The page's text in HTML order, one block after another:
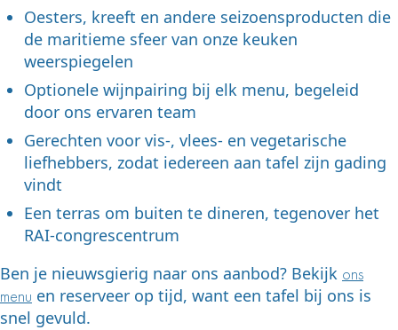
Oesters, kreeft en andere seizoensproducten die
de maritieme sfeer van onze keuken
weerspiegelen
Optionele wijnpairing bij elk menu, begeleid
door ons ervaren team
Gerechten voor vis-, vlees- en vegetarische
liefhebbers, zodat iedereen aan tafel zijn gading
vindt
Een terras om buiten te dineren, tegenover het
RAI-congrescentrum
Ben je nieuwsgierig naar ons aanbod? Bekijk ons
menu en reserveer op tijd, want een tafel bij ons is
snel gevuld.